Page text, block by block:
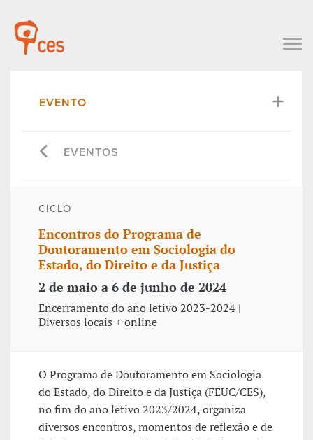
EVENTO
EVENTOS
CICLO
Encontros do Programa de
Doutoramento em Sociologia do
Estado, do Direito e da Justiça
2 de maio a 6 de junho de 2024
Encerramento do ano letivo 2023-2024 |
Diversos locais + online
O Programa de Doutoramento em Sociologia
do Estado, do Direito e da Justiça (FEUC/CES),
no fim do ano letivo 2023/2024, organiza
diversos encontros, momentos de reflexão e de